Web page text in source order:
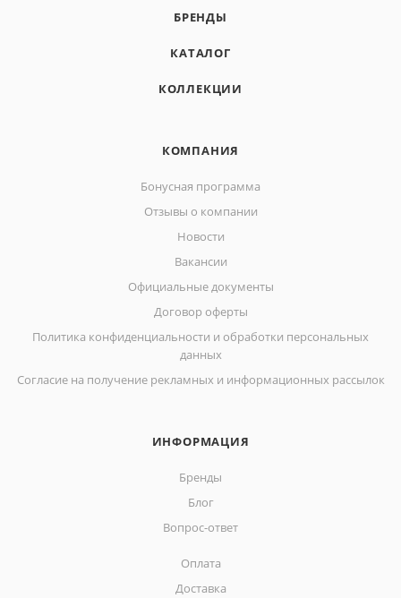
БРЕНДЫ
КАТАЛОГ
КОЛЛЕКЦИИ
КОМПАНИЯ
Бонусная программа
Отзывы о компании
Новости
Вакансии
Официальные документы
Договор оферты
Политика конфиденциальности и обработки персональных
данных
Согласие на получение рекламных и информационных рассылок
ИНФОРМАЦИЯ
Бренды
Блог
Вопрос-ответ
Оплата
Доставка